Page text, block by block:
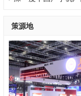
策源地